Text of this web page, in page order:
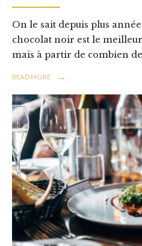
On le sait depuis plus
chocolat noir est le
mais à partir de combien
READ MORE →